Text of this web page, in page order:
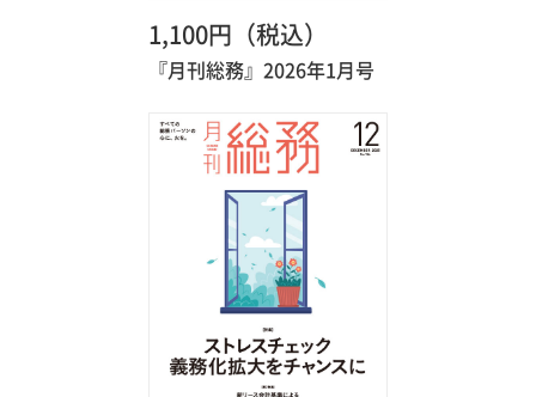
1,100円（税込）
『月刊総務』2026年1月号